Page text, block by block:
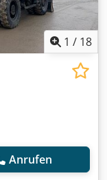
1 / 18
Anrufen